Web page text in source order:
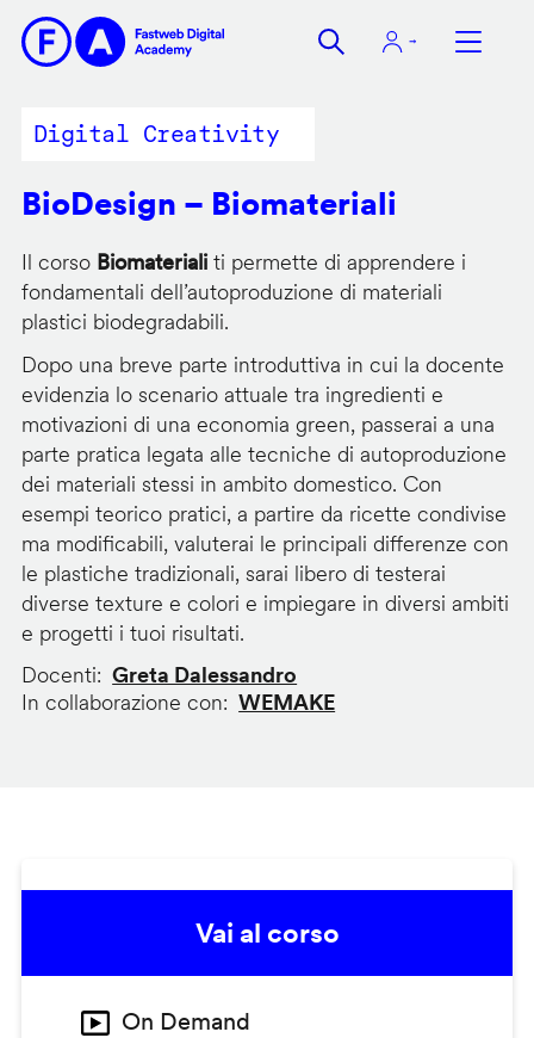
contenuto
Digital Creativity
BioDesign – Biomateriali
Il corso Biomaterialiti permette di apprendere i
fondamentali dell’autoproduzione di materiali
plastici biodegradabili.
Dopo una breve parte introduttiva in cui la docente
evidenzia lo scenario attuale tra ingredienti e
motivazioni di una economia green, passerai a una
parte pratica legata alle tecniche di autoproduzione
dei materiali stessi in ambito domestico. Con
esempi teorico pratici, a partire da ricette condivise
ma modificabili, valuterai le principali differenze con
le plastiche tradizionali, sarai libero di testerai
diverse texture e colori e impiegare in diversi ambiti
e progetti i tuoi risultati.
Docenti
Greta Dalessandro
In collaborazione con
WEMAKE
Vai al corso
On Demand